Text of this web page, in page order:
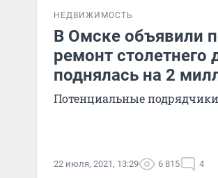
НЕДВИЖИМОСТЬ
В Омске объявили
ремонт
поднялась на 2
Потенциальные
22 июля, 2021, 13:29 6 815 4